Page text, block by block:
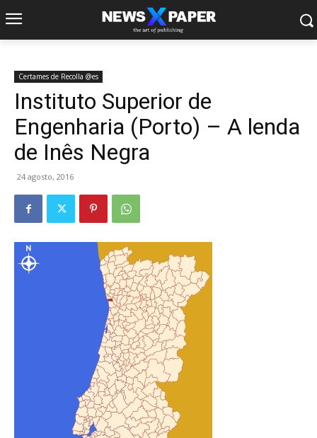
Certames de Recolla @es
Instituto Superior de
Engenharia (Porto) – A lenda
de Inês Negra
24 agosto, 2016